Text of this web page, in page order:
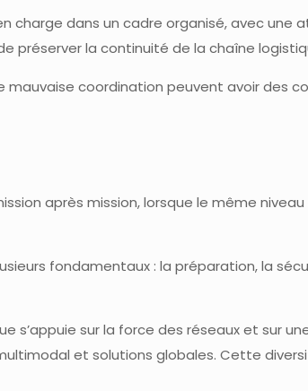
charge dans un cadre organisé, avec
préserver la continuité de la chaîne
coordination peuvent avoir des
après mission, lorsque le même
fondamentaux : la préparation, la
s’appuie sur la force des réseaux et sur
et solutions globales. Cette